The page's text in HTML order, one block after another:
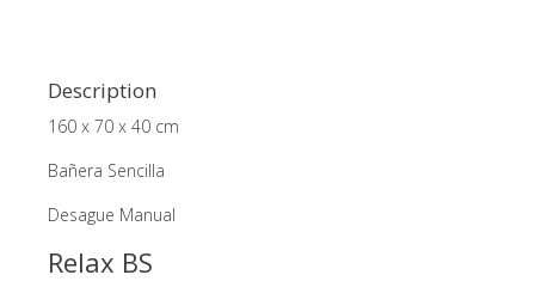
Description
160 x 70 x 40 cm
Bañera Sencilla
Desague Manual
Relax BS